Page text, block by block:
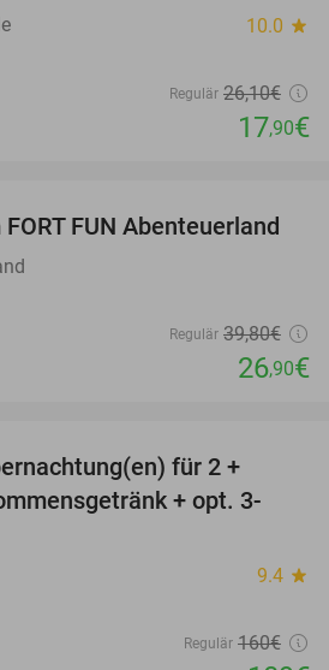
10.0 star
Regulär 26,10€
17,90€
32%
FUN Abenteuerland
Regulär 39,80€
26,90€
für 2 +
+ opt. 3-
9.4 star
Regulär 160€